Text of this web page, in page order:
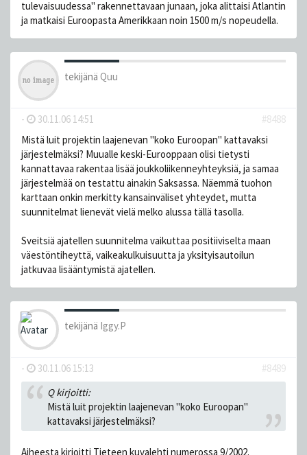
tulevaisuudessa" rakennettavaan junaan, joka alittaisi Atlantin
ja matkaisi Euroopasta Amerikkaan noin 1500 m/s nopeudella.
tekijänä Quu
- 30.11.06 14:51
#8488
Mistä luit projektin laajenevan "koko Euroopan" kattavaksi
järjestelmäksi? Muualle keski-Eurooppaan olisi tietysti
kannattavaa rakentaa lisää joukkoliikenneyhteyksiä, ja samaa
järjestelmää on testattu ainakin Saksassa. Näemmä tuohon
karttaan onkin merkitty kansainväliset yhteydet, mutta
suunnitelmat lienevät vielä melko alussa tällä tasolla.
Sveitsiä ajatellen suunnitelma vaikuttaa positiiviselta maan
väestöntiheyttä, vaikeakulkuisuutta ja yksityisautoilun
jatkuvaa lisääntymistä ajatellen.
tekijänä Iggy.P
- 30.11.06 15:13
#8489
Q kirjoitti:
Mistä luit projektin laajenevan "koko Euroopan"
kattavaksi järjestelmäksi?
Aiheesta kirjoitti Tieteen kuvalehti numerossa 9/2002.